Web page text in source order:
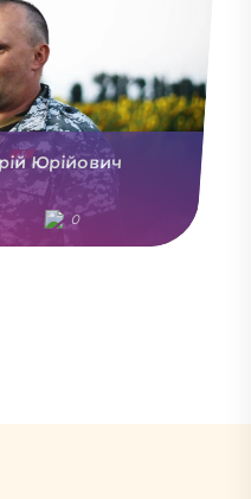
Юрійович
0